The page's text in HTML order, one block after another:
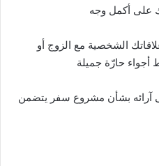
على أكمل وجه
الشخصية مع الزوج أو
حارّة جميلة
بشأن مشروع سفر يتضمن